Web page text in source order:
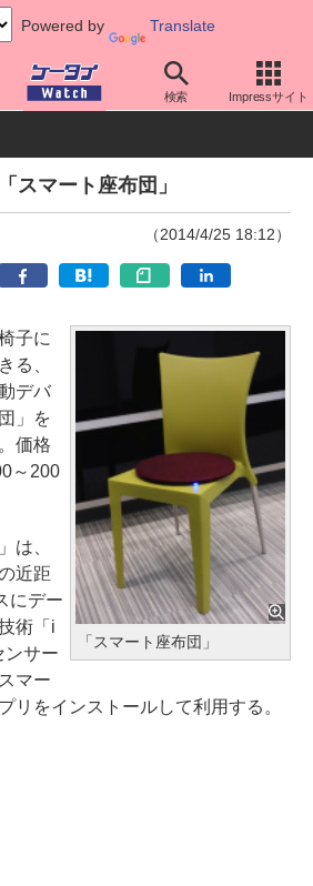
Powered by Translate
検索 Impressサイト
/アクセサリー その他
スマート座布団」
（2014/4/25 18:12）
「スマート座布団」
子に
る、
デバ
」を
価格
～200
は、
近距
にデー
術「i
ンサー
マー
リをインストールして利用する。